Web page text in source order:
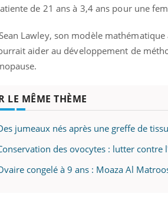
de 21 ans à 3,4 ans pour une
Lawley, son modèle
aider au développement de
LE MÊME THÈME
jumeaux nés après une greffe de
des ovocytes : lutter contre
congelé à 9 ans : Moaza Al